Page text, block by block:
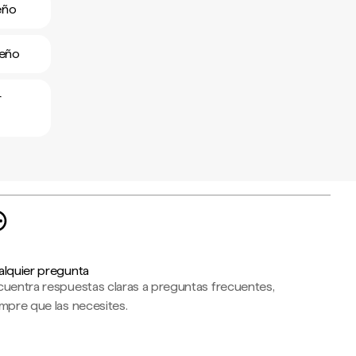
pregunta
respuestas claras a preguntas frecuentes,
que las necesites.